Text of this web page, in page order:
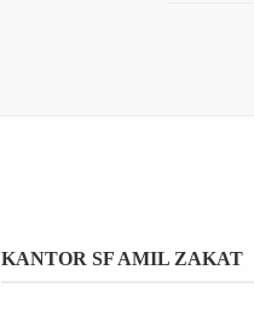
KANTOR SF AMIL ZAKAT